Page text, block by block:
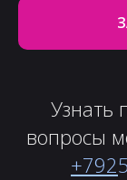
Узнать
вопросы
+792